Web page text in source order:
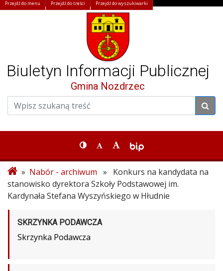
Przejdź do menu Przejdź do treści Przejdź do wyszukiwarki
Biuletyn Informacji Publicznej
Gmina Nozdrzec
» Nabór - archiwum » Konkurs na kandydata na
stanowisko dyrektora Szkoły Podstawowej im.
Kardynała Stefana Wyszyńskiego w Hłudnie
SKRZYNKA PODAWCZA
Skrzynka Podawcza